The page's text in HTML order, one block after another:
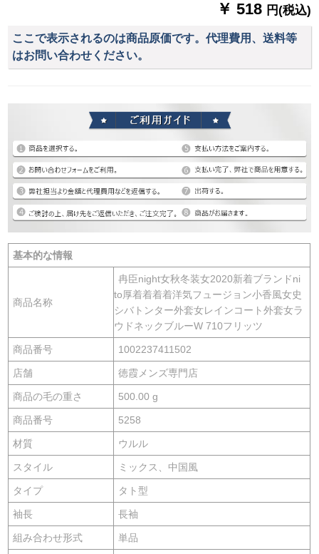
￥ 518 円(税込)
ここで表示されるのは商品原価です。代理費用、送料等
はお問い合わせください。
基本的な情報
商品名称
冉臣night女秋冬装女2020新着ブランドni
to厚着着着着洋気フュージョン小香風女史
シバトンター外套女レインコート外套女ラ
ウドネックブルーW 710フリッツ
商品番号 1002237411502
店舗 徳霞メンズ専門店
商品の毛の重さ 500.00 g
商品番号 5258
材質 ウルル
スタイル ミックス、中国風
タイプ タト型
袖長 長袖
組み合わせ形式 単品